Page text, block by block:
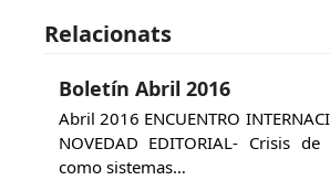
Relacionats
Boletín Abril 2016
Abril 2016 ENCUENTRO
NOVEDAD EDITORIAL- Crisis
como sistemas…